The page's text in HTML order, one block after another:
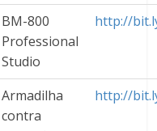
BM-800
Professional
Studio
http://
Armadilha
contra
http://